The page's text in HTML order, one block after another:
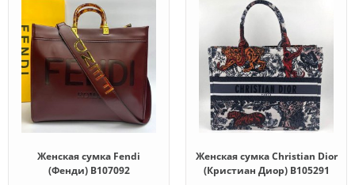
Женская сумка Fendi
(Фенди) B107092
Женская сумка Christian Dior
(Кристиан Диор) B105291